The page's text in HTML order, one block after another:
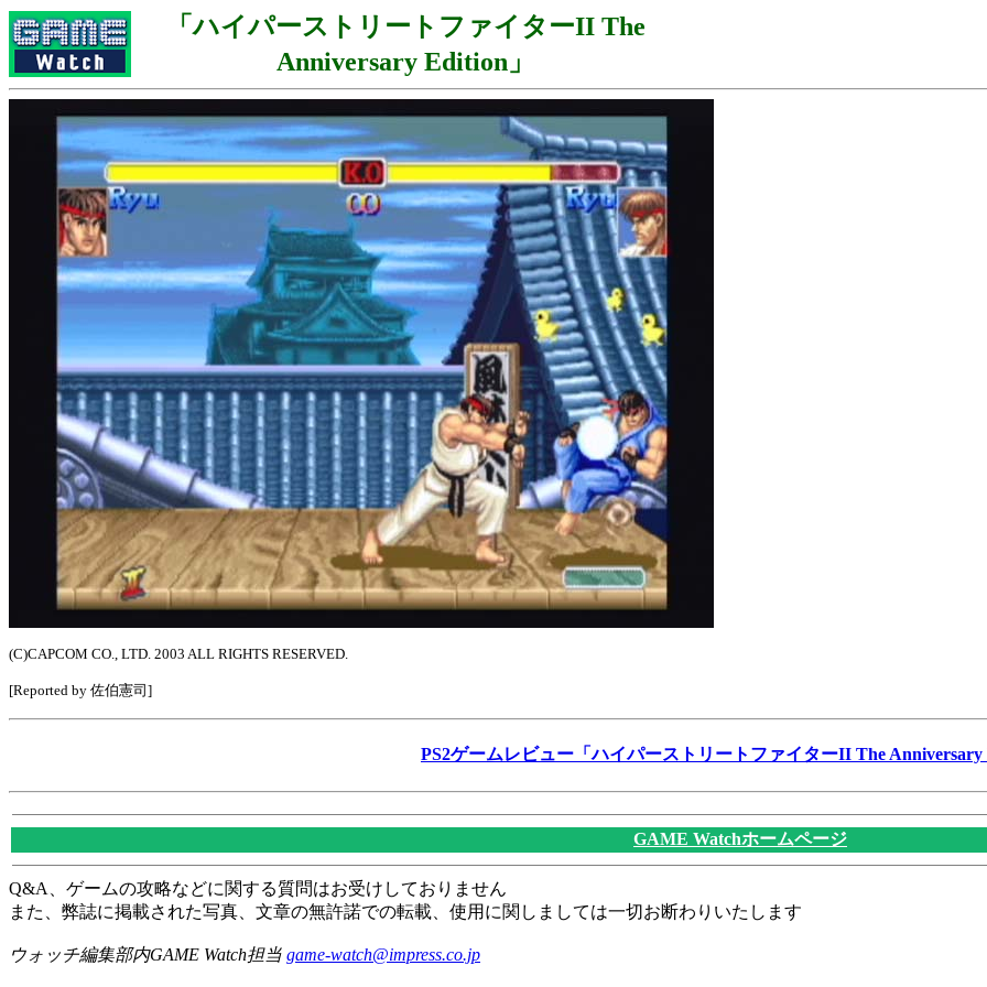
「ハイパーストリートファイターII The
Anniversary Edition」
(C)CAPCOM CO., LTD. 2003 ALL RIGHTS RESERVED.
[Reported by 佐伯憲司]
PS2ゲームレビュー「ハイパーストリートファイターII The Anniversary
GAME Watchホームページ
Q&A、ゲームの攻略などに関する質問はお受けしておりません
また、弊誌に掲載された写真、文章の無許諾での転載、使用に関しましては一切お断わりいたします
ウォッチ編集部内GAME Watch担当 game-watch@impress.co.jp